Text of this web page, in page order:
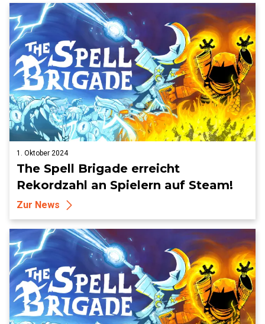
1. Oktober 2024
The Spell Brigade erreicht
Rekordzahl an Spielern auf Steam!
Zur News